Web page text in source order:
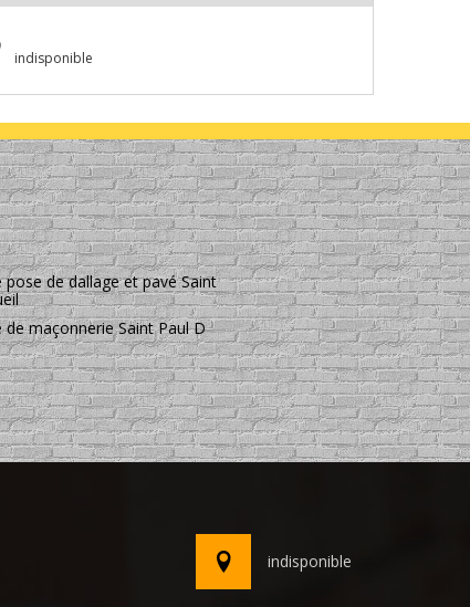
indisponible
pose de dallage et pavé Saint
de maçonnerie Saint Paul D
indisponible